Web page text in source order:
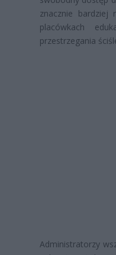
znacznie bardziej
placówkach
przestrzegania
Administratorzy